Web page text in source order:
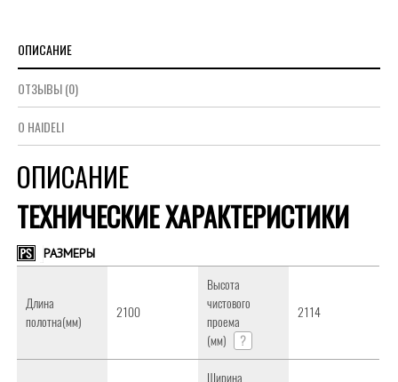
ОПИСАНИЕ
ОТЗЫВЫ (0)
О HAIDELI
ОПИСАНИЕ
ТЕХНИЧЕСКИЕ ХАРАКТЕРИСТИКИ
РАЗМЕРЫ
Длина
полотна(мм)
2100
Высота
чистового
проема
(мм)
?
2114
Ширина